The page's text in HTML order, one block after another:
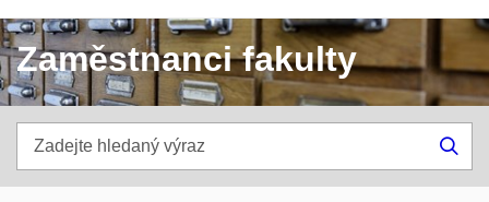
Zaměstnanci fakulty
hledaný
výraz